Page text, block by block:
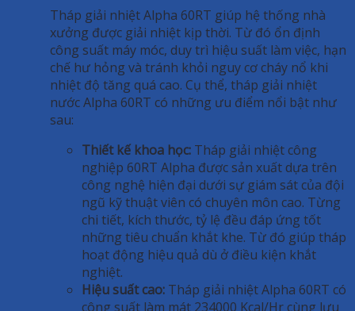
Tháp giải nhiệt Alpha 60RT giúp hệ thống nhà
xưởng được giải nhiệt kịp thời. Từ đó ổn định
công suất máy móc, duy trì hiệu suất làm việc, hạn
chế hư hỏng và tránh khỏi nguy cơ cháy nổ khi
nhiệt độ tăng quá cao. Cụ thể, tháp giải nhiệt
nước Alpha 60RT có những ưu điểm nổi bật như
sau:
Thiết kế khoa học: Tháp giải nhiệt công
nghiệp 60RT Alpha được sản xuất dựa trên
công nghệ hiện đại dưới sự giám sát của đội
ngũ kỹ thuật viên có chuyên môn cao. Từng
chi tiết, kích thước, tỷ lệ đều đáp ứng tốt
những tiêu chuẩn khắt khe. Từ đó giúp tháp
hoạt động hiệu quả dù ở điều kiện khắt
nghiệt.
Hiệu suất cao: Tháp giải nhiệt Alpha 60RT có
công suất làm mát 234000 Kcal/Hr cùng lưu